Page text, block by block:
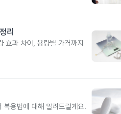
리
효과 차이, 용량별 가격까지
복용법에 대해 알려드릴게요.